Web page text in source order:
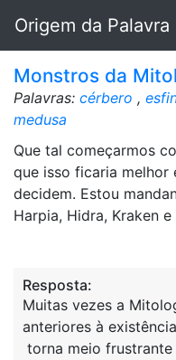
Origem da Palavra
Monstros da
Palavras: cérbero ,
medusa
Que tal começarmos
que isso ficaria melhor
decidem. Estou
Harpia, Hidra, Kraken e
Resposta:
Muitas vezes a
anteriores à
torna meio